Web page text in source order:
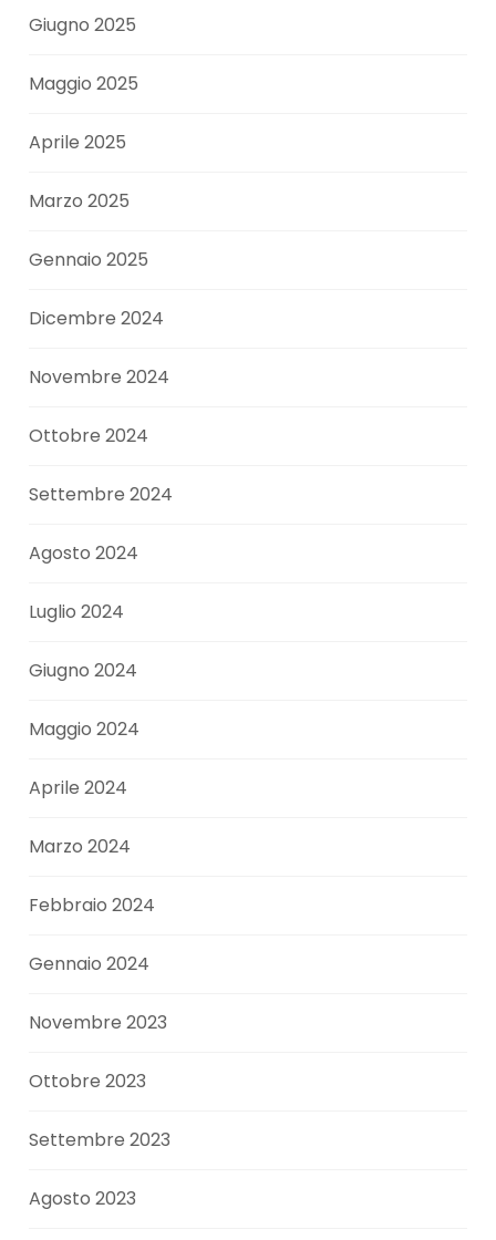
Giugno 2025
Maggio 2025
Aprile 2025
Marzo 2025
Gennaio 2025
Dicembre 2024
Novembre 2024
Ottobre 2024
Settembre 2024
Agosto 2024
Luglio 2024
Giugno 2024
Maggio 2024
Aprile 2024
Marzo 2024
Febbraio 2024
Gennaio 2024
Novembre 2023
Ottobre 2023
Settembre 2023
Agosto 2023